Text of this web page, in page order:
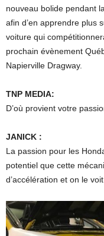
nouveau bolide pendant
afin d’en apprendre plus
voiture qui
prochain évènement
Napierville Dragway.
TNP MEDIA:
D’où provient votre
JANICK :
La passion pour les
potentiel que cette
d’accélération et on le